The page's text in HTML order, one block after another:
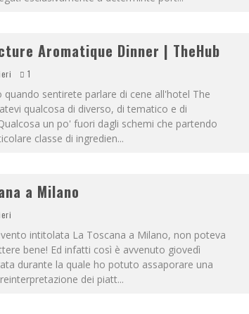
Aromatique Dinner | TheHub
1
quando sentirete parlare di cene all'hotel The
qualcosa di diverso, di tematico e di
un po' fuori dagli schemi che partendo
classe di ingredien...
a Milano
intitolata La Toscana a Milano, non poteva
bene! Ed infatti così è avvenuto giovedì
durante la quale ho potuto assaporare una
dei piatt...